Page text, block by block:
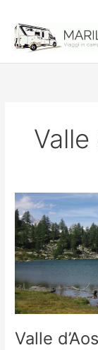
contenuto
Valle
Valle